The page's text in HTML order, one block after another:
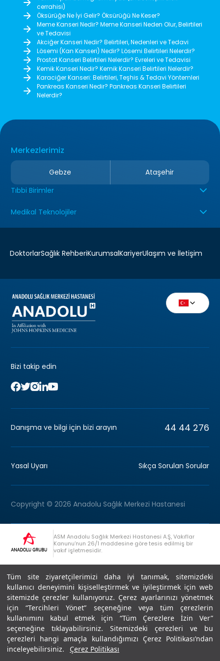
Tüm site ziyaretçilerimizi daha iyi tanımak, sitemizdeki
kullanıcı deneyimini kişiselleştirmek ve iyileştirmek için web
sitemizde çerezler kullanıyoruz. Çerez ayarlarınızı yönetmek
için “Tercihleri Yönet” seçeneğine veya tüm çerezlerin
kullanımını kabul etmek için “Tüm Çerezlere İzin Ver”
seçeneğine tıklayabilirsiniz. Sitemizdeki çerezleri ve bu
çerezleri hangi amaçla kullandığımızı Çerez Politikası’ndan
inceleyebilirsiniz.
Çerez Politikası
cerrahisi)
Öksürüğe Ne İyi Gelir? Öksürüğü Ne Keser?
Meme Kanseri Nedir? Meme Kanseri Neden Olur, Belirtileri
ve Tedavisi
Akciğer Kanseri Nedir? Belirtileri, Nedenleri ve Tedavi
Lösemi (Kan Kanseri) Nedir? Lösemi Belirtileri Nelerdir?
Prostat Kanseri Belirtileri Nelerdir? Evreleri ve Tedavisi
Kemik Kanseri Nedir? Kemik Kanseri Belirtileri Nelerdir?
Karaciğer Kanseri: Belirtileri, Teşhis & Tedavi Yöntemleri
Pankreas Kanseri Nedir? Pankreas Kanseri Belirtileri
Nelerdir?
Merkezlerimiz
Gebze
Ataşehir
Tıbbi Birimler
Medikal Teknolojiler
DoktorlarSağlık RehberiKurumsalKariyerUlaşım ve İletişim
Bizi takip edin
Danışma ve bilgi için bizi arayın 44 44 276
Yasal Uyarı Sıkça Sorulan Sorular
Copyright © 2026 Anadolu Sağlık Merkezi Hastanesi
ASM Anadolu Sağlık Merkezi Hastanesi A.Ş, Vakıflar
Kanunu’nun 26/1 maddesine göre tesis edilmiş bir
vakıf işletmesidir.
Anadolu Grubu Danışma Hattı +90 (262) 678 54 00
Son Güncellenme: 07.07.2026
Editör : Didem Akçay Göktepe | 44 44 276